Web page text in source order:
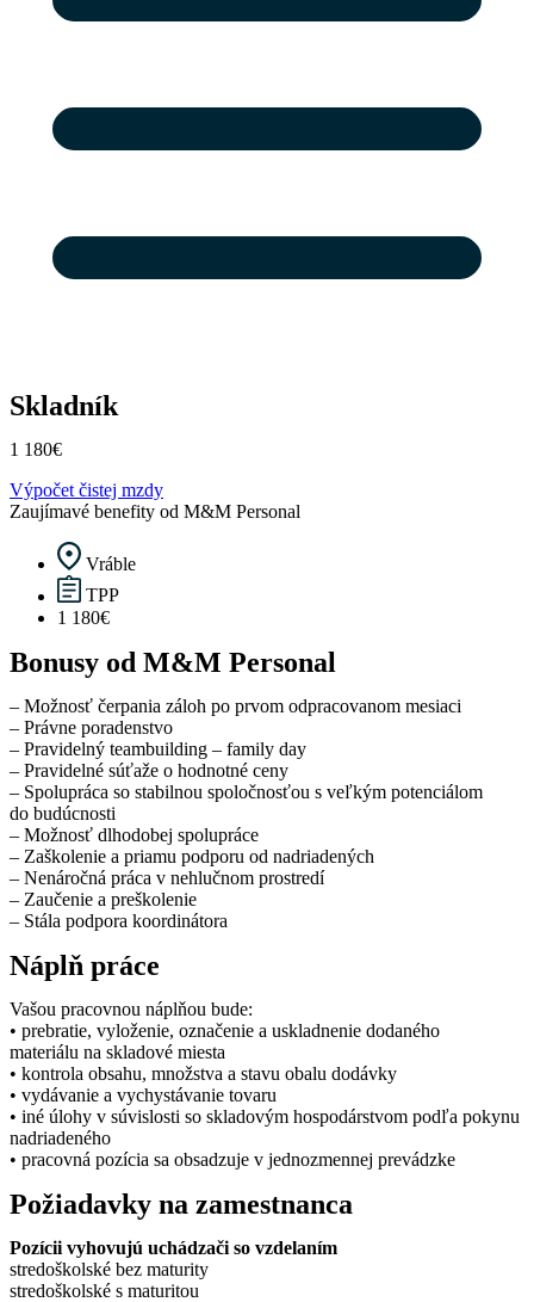
Skladník
1 180€
Výpočet čistej mzdy
Zaujímavé benefity od M&M Personal
Vráble
TPP
1 180€
Bonusy od M&M Personal
– Možnosť čerpania záloh po prvom odpracovanom mesiaci
– Právne poradenstvo
– Pravidelný teambuilding – family day
– Pravidelné súťaže o hodnotné ceny
– Spolupráca so stabilnou spoločnosťou s veľkým potenciálom
do budúcnosti
– Možnosť dlhodobej spolupráce
– Zaškolenie a priamu podporu od nadriadených
– Nenáročná práca v nehlučnom prostredí
– Zaučenie a preškolenie
– Stála podpora koordinátora
Náplň práce
Vašou pracovnou náplňou bude:
• prebratie, vyloženie, označenie a uskladnenie dodaného
materiálu na skladové miesta
• kontrola obsahu, množstva a stavu obalu dodávky
• vydávanie a vychystávanie tovaru
• iné úlohy v súvislosti so skladovým hospodárstvom podľa pokynu
nadriadeného
• pracovná pozícia sa obsadzuje v jednozmennej prevádzke
Požiadavky na zamestnanca
Pozícii vyhovujú uchádzači so vzdelaním
stredoškolské bez maturity
stredoškolské s maturitou